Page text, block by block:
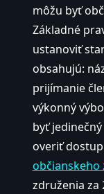
môžu byť
Základné
ustanoviť
obsahujú:
prijímanie
výkonný
byť
overiť
občianskeho
združenia za